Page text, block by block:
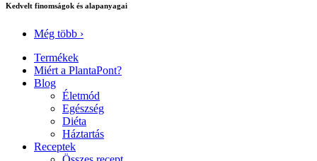
Kedvelt finomságok és alapanyagai
Még több ›
Termékek
Miért a PlantaPont?
Blog
Életmód
Egészség
Diéta
Háztartás
Receptek